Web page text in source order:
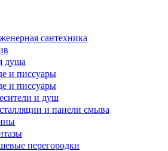
сантехника
душа
и писсуары
и писсуары
и душ
и панели смыва
перегородки